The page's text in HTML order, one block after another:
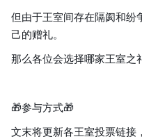
但由于王室间存在隔阂和纷
己的赠礼。
那么各位会选择哪家王室之
🎁参与方式🎁
文末将更新各王室投票链接